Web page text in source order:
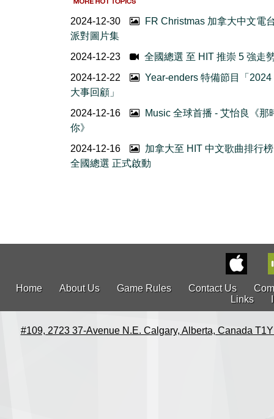
2024-12-30
FR Christmas 加拿大中文電
派對圖片集
2024-12-23
全國總選 至 HIT 推崇 5 強走
2024-12-22
Year-enders 特備節目「2024
大事回顧」
2024-12-16
Music 全球首播 - 艾怡良《那
你》
2024-12-16
加拿大至 HIT 中文歌曲排行
全國總選 正式啟動
Home About Us Game Rules Contact Us
Links
#109, 2723 37-Avenue N.E. Calgary, Alberta, Canada